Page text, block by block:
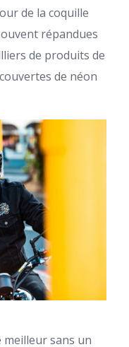
de la coquille
répandues
de produits de
de néon
meilleur sans un